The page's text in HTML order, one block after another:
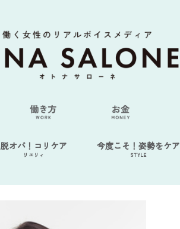
脱オバ！コリケア
リエリィ
今度こそ！姿勢をケア
STYLE